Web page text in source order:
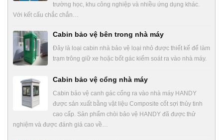
trường học, khu công nghiệp và nhiều ứng dụng khác.
Với kết cấu chắc chắn…
Cabin bảo vệ bên trong nhà máy
Đây là loại cabin nhà bảo vệ loại nhỏ được thiết kế để làm
trạm trông giữ xe hoặc bốt gác kiểm soát ra vào nhà máy.
Cabin bảo vệ cổng nhà máy
Cabin bảo vệ canh gác cổng ra vào nhà máy HANDY
được sản xuất bằng vật liệu Composite cốt sợi thủy tinh
cao cấp. Sản phẩm chòi bảo vệ HANDY đã được thử
nghiệm và được đánh giá cao về…